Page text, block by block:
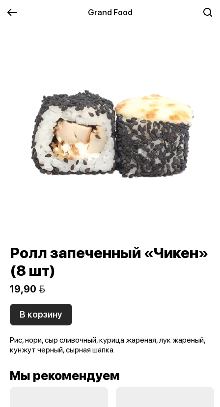
Grand Food
Ролл запеченный «Чикен»
(8 шт)
19,90 
В корзину
Рис, нори, сыр сливочный, курица жареная, лук жареный,
кунжут черный, сырная шапка.
Мы рекомендуем